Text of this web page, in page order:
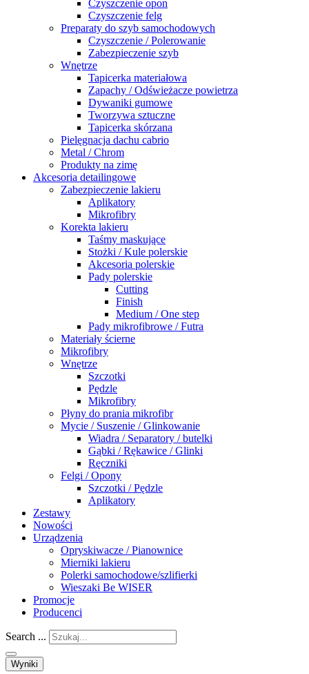
Czyszczenie opon
Czyszczenie felg
Preparaty do szyb samochodowych
Czyszczenie / Polerowanie
Zabezpieczenie szyb
Wnętrze
Tapicerka materiałowa
Zapachy / Odświeżacze powietrza
Dywaniki gumowe
Tworzywa sztuczne
Tapicerka skórzana
Pielęgnacja dachu cabrio
Metal / Chrom
Produkty na zimę
Akcesoria detailingowe
Zabezpieczenie lakieru
Aplikatory
Mikrofibry
Korekta lakieru
Taśmy maskujące
Stożki / Kule polerskie
Akcesoria polerskie
Pady polerskie
Cutting
Finish
Medium / One step
Pady mikrofibrowe / Futra
Materiały ścierne
Mikrofibry
Wnętrze
Szczotki
Pędzle
Mikrofibry
Płyny do prania mikrofibr
Mycie / Suszenie / Glinkowanie
Wiadra / Separatory / butelki
Gąbki / Rękawice / Glinki
Ręczniki
Felgi / Opony
Szczotki / Pędzle
Aplikatory
Zestawy
Nowości
Urządzenia
Opryskiwacze / Pianownice
Mierniki lakieru
Polerki samochodowe/szlifierki
Wieszaki Be WISER
Promocje
Producenci
Search ...
Wyniki